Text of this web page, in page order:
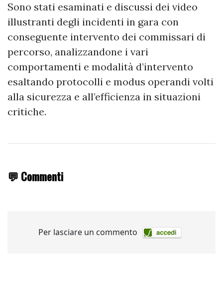
Sono stati esaminati e discussi dei video
illustranti degli incidenti in gara con
conseguente intervento dei commissari di
percorso, analizzandone i vari
comportamenti e modalità d’intervento
esaltando protocolli e modus operandi volti
alla sicurezza e all’efficienza in situazioni
critiche.
💬 Commenti